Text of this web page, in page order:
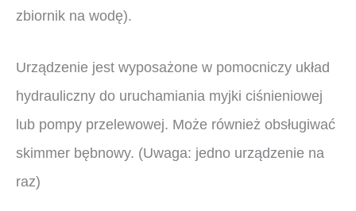
zbiornik na wodę).
Urządzenie jest wyposażone w pomocniczy układ
hydrauliczny do uruchamiania myjki ciśnieniowej
lub pompy przelewowej. Może również obsługiwać
skimmer bębnowy. (Uwaga: jedno urządzenie na
raz)